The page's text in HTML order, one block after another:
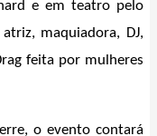
e em teatro pelo
maquiadora, DJ,
feita por mulheres
o evento contará